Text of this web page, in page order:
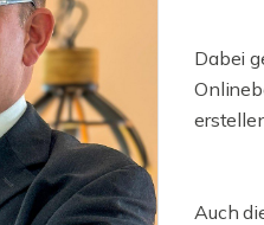
Dabei
Auch